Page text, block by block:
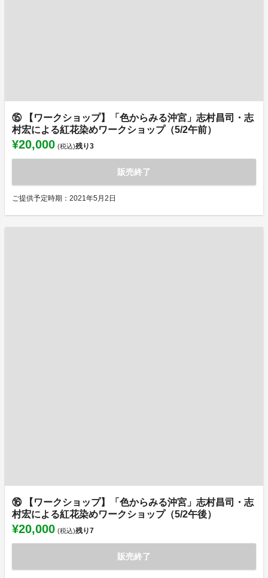
⑮ 【ワークショップ】「色からみる沖宮」志村昌司・志
村宏による紅花染めワークショップ（5/2午前）
¥20,000 (税込)残り3
販売終了
ご提供予定時期：2021年5月2日
⑯ 【ワークショップ】「色からみる沖宮」志村昌司・志
村宏による紅花染めワークショップ（5/2午後）
¥20,000 (税込)残り7
販売終了